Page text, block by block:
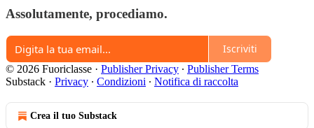
Assolutamente, procediamo.
Iscriviti
© 2026 Fuoriclasse · Publisher Privacy ∙ Publisher Terms
Substack · Privacy ∙ Condizioni ∙ Notifica di raccolta
Crea il tuo Substack